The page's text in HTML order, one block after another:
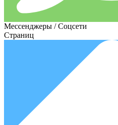
Мессенджеры / Соцсети
Страниц